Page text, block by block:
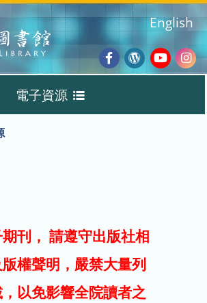
Facebook
Wordpress
English
電子資源
電子期刊
試用
刊， 請遵守出版社相
權聲明，嚴禁大量列
以免影響全院讀者之